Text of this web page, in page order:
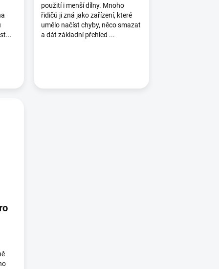
použití i menší dílny. Mnoho
řidičů ji zná jako zařízení, které
umělo načíst chyby, něco smazat
a dát základní přehled ...